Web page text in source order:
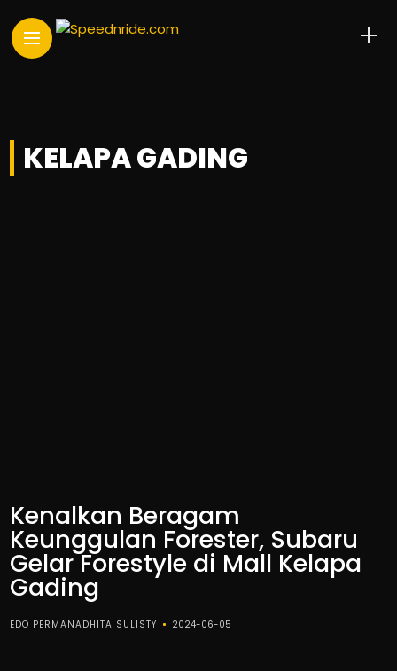
KELAPA GADING
Kenalkan Beragam
Keunggulan Forester, Subaru
Gelar Forestyle di Mall Kelapa
Gading
EDO PERMANADHITA SULISTY 2024-06-05